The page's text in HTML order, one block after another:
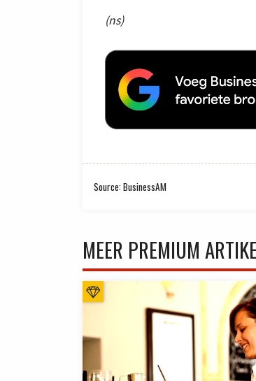
(ns)
Source: BusinessAM
MEER PREMIUM